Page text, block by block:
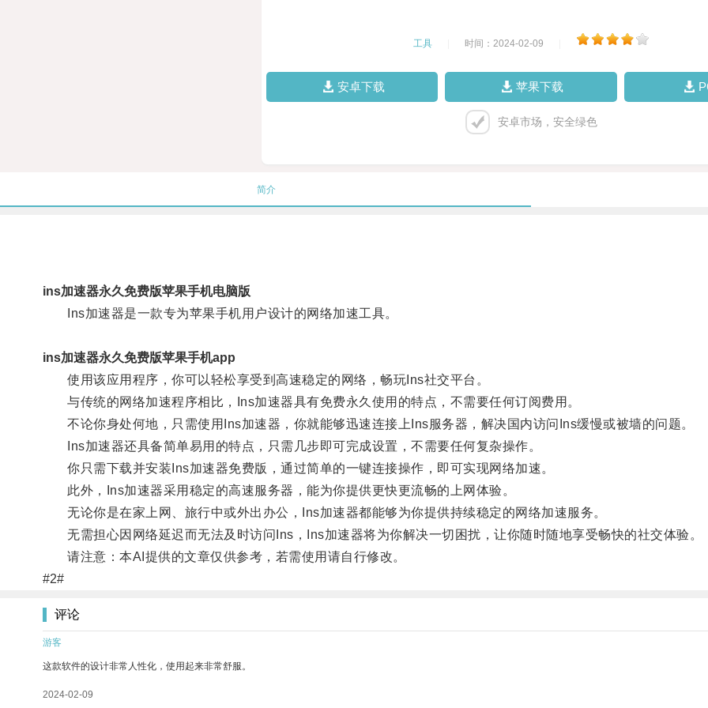
工具 时间：2024-02-09
安卓下载 苹果下载
安卓市场，安全绿色
简介
ins加速器永久免费版苹果手机电脑版
Ins加速器是一款专为苹果手机用户设计的网络加速工具。
ins加速器永久免费版苹果手机app
使用该应用程序，你可以轻松享受到高速稳定的网络，畅玩Ins社交平台。
与传统的网络加速程序相比，Ins加速器具有免费永久使用的特点，不需要任何订阅费用。
不论你身处何地，只需使用Ins加速器，你就能够迅速连接上Ins服务器，解决国内访问Ins缓慢或被墙的问题。
Ins加速器还具备简单易用的特点，只需几步即可完成设置，不需要任何复杂操作。
你只需下载并安装Ins加速器免费版，通过简单的一键连接操作，即可实现网络加速。
此外，Ins加速器采用稳定的高速服务器，能为你提供更快更流畅的上网体验。
无论你是在家上网、旅行中或外出办公，Ins加速器都能够为你提供持续稳定的网络加速服务。
无需担心因网络延迟而无法及时访问Ins，Ins加速器将为你解决一切困扰，让你随时随地享受畅快的社交体验。
请注意：本AI提供的文章仅供参考，若需使用请自行修改。
#2#
评论
游客
这款软件的设计非常人性化，使用起来非常舒服。
2024-02-09